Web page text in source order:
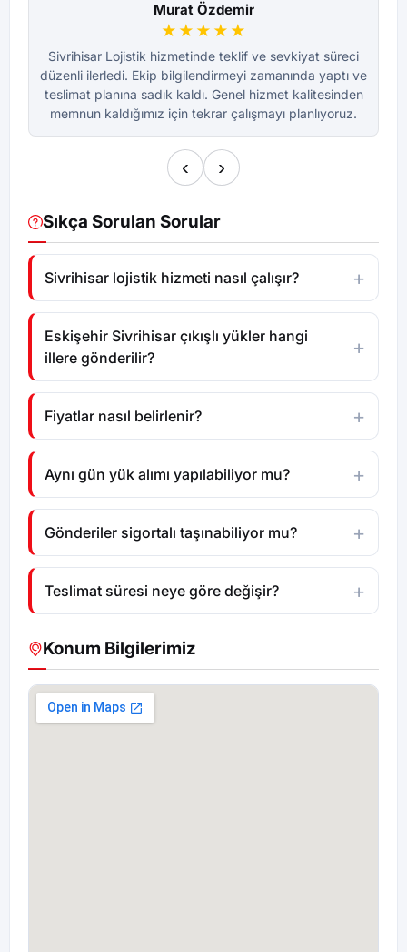
Murat Özdemir
★★★★★
Sivrihisar Lojistik hizmetinde teklif ve sevkiyat süreci
düzenli ilerledi. Ekip bilgilendirmeyi zamanında yaptı ve
teslimat planına sadık kaldı. Genel hizmet kalitesinden
memnun kaldığımız için tekrar çalışmayı planlıyoruz.
‹ ›
Sıkça Sorulan Sorular
Sivrihisar lojistik hizmeti nasıl çalışır?
Eskişehir Sivrihisar çıkışlı yükler hangi
illere gönderilir?
Fiyatlar nasıl belirlenir?
Aynı gün yük alımı yapılabiliyor mu?
Gönderiler sigortalı taşınabiliyor mu?
Teslimat süresi neye göre değişir?
Konum Bilgilerimiz